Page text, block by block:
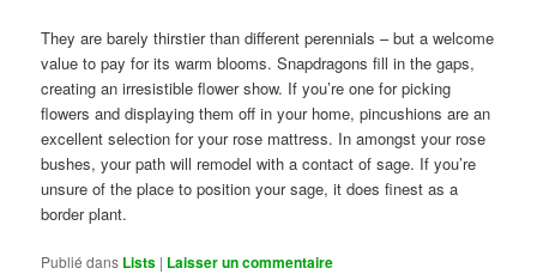
They are barely thirstier than different perennials – but a welcome
value to pay for its warm blooms. Snapdragons fill in the gaps,
creating an irresistible flower show. If you’re one for picking
flowers and displaying them off in your home, pincushions are an
excellent selection for your rose mattress. In amongst your rose
bushes, your path will remodel with a contact of sage. If you’re
unsure of the place to position your sage, it does finest as a
border plant.
Publié dans Lists | Laisser un commentaire